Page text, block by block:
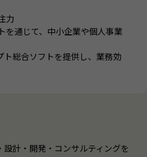
力
を通じて、中小企業や個人事業
ト総合ソフトを提供し、業務効
計・開発・コンサルティングを